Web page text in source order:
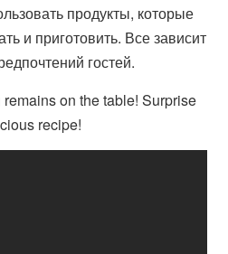
продукты, которые
и приготовить. Все зависит
гостей.
on the table! Surprise
recipe!